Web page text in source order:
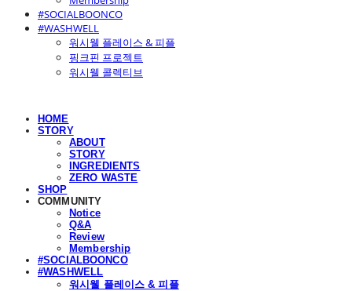
#SOCIALBOONCO
#WASHWELL
워시웰 플레이스 & 피플
핑크핀 프로젝트
워시웰 콜렉티브
HOME
STORY
ABOUT
STORY
INGREDIENTS
ZERO WASTE
SHOP
COMMUNITY
Notice
Q&A
Review
Membership
#SOCIALBOONCO
#WASHWELL
워시웰 플레이스 & 피플